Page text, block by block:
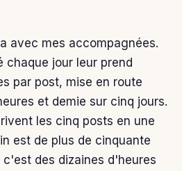
avec mes accompagnées.
chaque jour leur prend
par post, mise en route
et demie sur cinq jours.
les cinq posts en une
est de plus de cinquante
c'est des dizaines d'heures